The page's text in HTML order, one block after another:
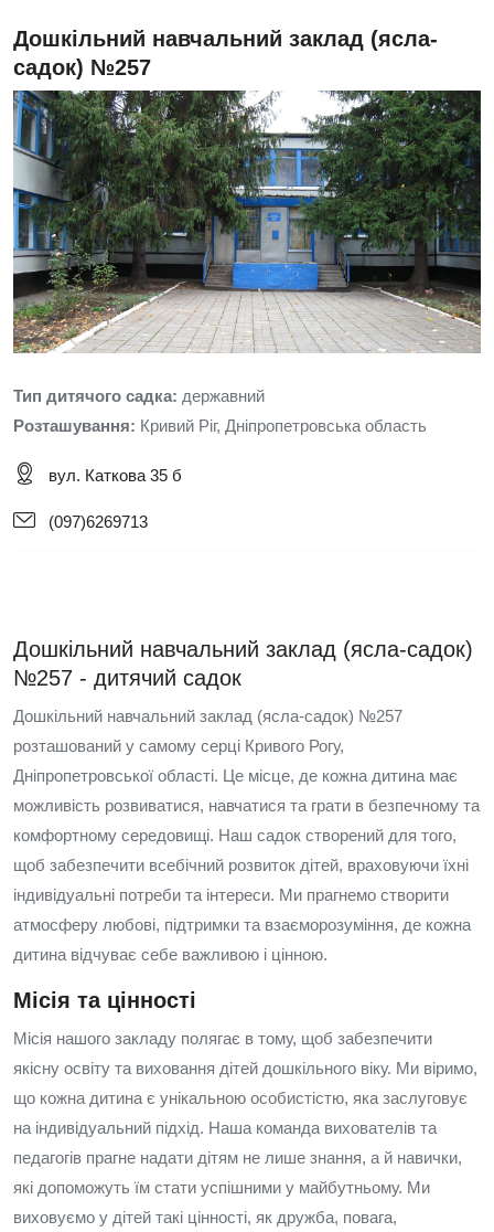
Дошкільний навчальний заклад (ясла-
садок) №257
Тип дитячого садка: державний
Розташування: Кривий Ріг, Дніпропетровська область
вул. Каткова 35 б
(097)6269713
Дошкільний навчальний заклад (ясла-садок)
№257 - дитячий садок
Дошкільний навчальний заклад (ясла-садок) №257
розташований у самому серці Кривого Рогу,
Дніпропетровської області. Це місце, де кожна дитина має
можливість розвиватися, навчатися та грати в безпечному та
комфортному середовищі. Наш садок створений для того,
щоб забезпечити всебічний розвиток дітей, враховуючи їхні
індивідуальні потреби та інтереси. Ми прагнемо створити
атмосферу любові, підтримки та взаєморозуміння, де кожна
дитина відчуває себе важливою і цінною.
Місія та цінності
Місія нашого закладу полягає в тому, щоб забезпечити
якісну освіту та виховання дітей дошкільного віку. Ми віримо,
що кожна дитина є унікальною особистістю, яка заслуговує
на індивідуальний підхід. Наша команда вихователів та
педагогів прагне надати дітям не лише знання, а й навички,
які допоможуть їм стати успішними у майбутньому. Ми
виховуємо у дітей такі цінності, як дружба, повага,